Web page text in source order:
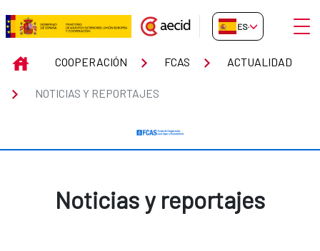
Saltar al contenido principal
Noticias y reportajes
ES-ES Abrir
INICIOCOOPERACIÓN FCAS ACTUALIDAD
NOTICIAS Y REPORTAJES
Noticias y reportajes